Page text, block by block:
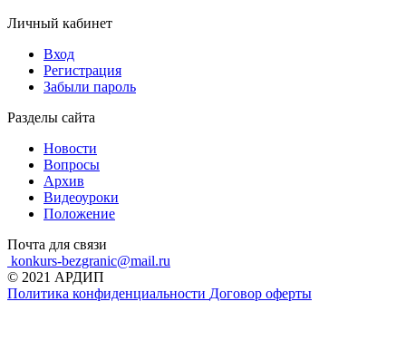
Личный кабинет
Вход
Регистрация
Забыли пароль
Разделы сайта
Новости
Вопросы
Архив
Видеоуроки
Положение
Почта для связи
konkurs-bezgranic@mail.ru
© 2021 АРДИП
Политика конфиденциальности Договор оферты